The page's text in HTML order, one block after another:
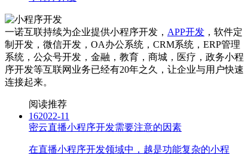
一诺互联持续为企业提供小程序开发， APP开发 ，软件定
制开发，微信开发，OA办公系统，CRM系统，ERP管理
系统，公众号开发，金融，教育，商城，医疗，政务小程
序开发等互联网业务已经有20年之久，让企业与用户快速
连接起来。
阅读推荐
162022-11
密云直播小程序开发需要注意的因素
在直播小程序开发领域中，越是功能复杂的小程